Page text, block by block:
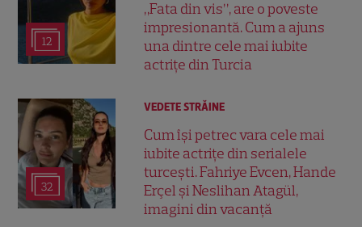
12
„Fata din vis”, are o poveste
impresionantă. Cum a ajuns
una dintre cele mai iubite
actrițe din Turcia
32
VEDETE STRĂINE
Cum își petrec vara cele mai
iubite actrițe din serialele
turcești. Fahriye Evcen, Hande
Erçel și Neslihan Atagül,
imagini din vacanță